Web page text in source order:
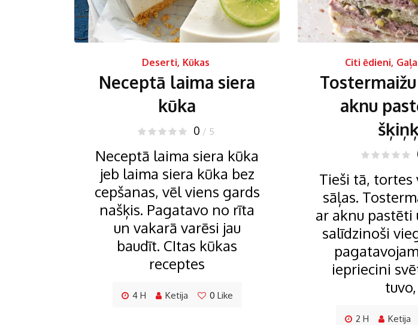
Deserti, Kūkas
Neceptā laima siera
kūka
0 / 5
Neceptā laima siera kūka
jeb laima siera kūka bez
cepšanas, vēl viens gards
našķis. Pagatavo no rīta
un vakarā varēsi jau
baudīt. CItas kūkas
receptes
4 H Ketija 0 Like
Citi ēdieni,
aknu
Tieši tā, tortes
sāļas.
ar aknu pastēti
salīdzinoši
iepriecini
tuvo,
2 H Ketija